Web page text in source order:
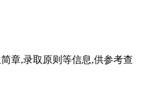
章,录取原则等信息,供参考查